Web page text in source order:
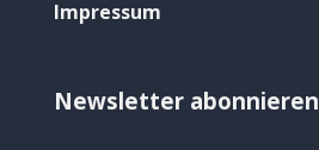
Impressum
Newsletter abonnieren